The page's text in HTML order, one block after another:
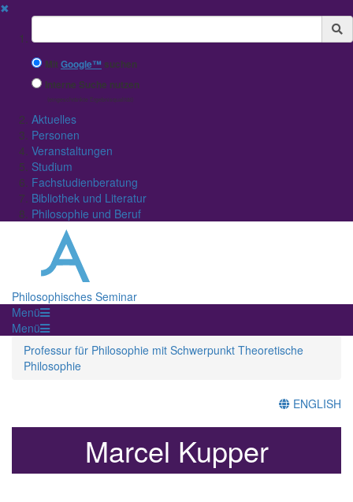
✖
Suchbegriff
MitGoogle™ suchen
Interne Suche nutzen
(eingeschränkte Ergebnisqualität)
Aktuelles
Personen
Veranstaltungen
Studium
Fachstudienberatung
Bibliothek und Literatur
Philosophie und Beruf
Philosophisches Seminar
Menü
Menü
Professur für Philosophie mit Schwerpunkt Theoretische
Philosophie
ENGLISH
Marcel Kupper